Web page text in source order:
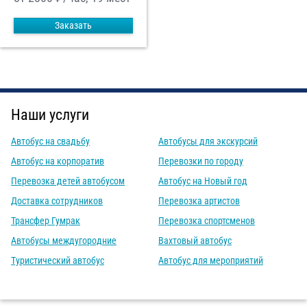
Заказать
Наши услуги
Автобус на свадьбу
Автобус на корпоратив
Перевозка детей автобусом
Доставка сотрудников
Трансфер Гумрак
Автобусы междугородние
Туристический автобус
Автобусы для экскурсий
Перевозки по городу
Автобус на Новый год
Перевозка артистов
Перевозка спортсменов
Вахтовый автобус
Автобус для мероприятий